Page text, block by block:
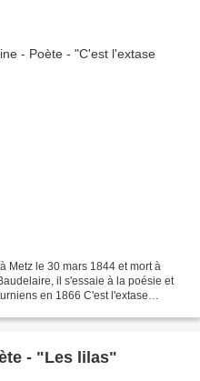
Metz le 30 mars 1844 et mort à
il s'essaie à la poésie et
en 1866 C'est l'extase
- "Les lilas"